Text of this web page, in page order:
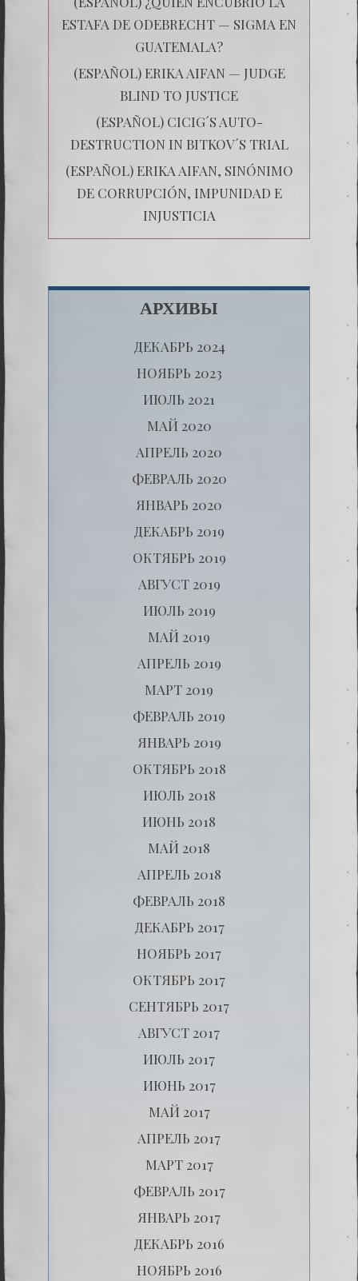
ESTAFA DE ODEBRECHT — SIGMA EN
GUATEMALA?
(ESPAÑOL) ERIKA AIFAN — JUDGE
BLIND TO JUSTICE
(ESPAÑOL) CICIG´S AUTO-
DESTRUCTION IN BITKOV´S TRIAL
(ESPAÑOL) ERIKA AIFAN, SINÓNIMO
DE CORRUPCIÓN, IMPUNIDAD E
INJUSTICIA
АРХИВЫ
ДЕКАБРЬ 2024
НОЯБРЬ 2023
ИЮЛЬ 2021
МАЙ 2020
АПРЕЛЬ 2020
ФЕВРАЛЬ 2020
ЯНВАРЬ 2020
ДЕКАБРЬ 2019
ОКТЯБРЬ 2019
АВГУСТ 2019
ИЮЛЬ 2019
МАЙ 2019
АПРЕЛЬ 2019
МАРТ 2019
ФЕВРАЛЬ 2019
ЯНВАРЬ 2019
ОКТЯБРЬ 2018
ИЮЛЬ 2018
ИЮНЬ 2018
МАЙ 2018
АПРЕЛЬ 2018
ФЕВРАЛЬ 2018
ДЕКАБРЬ 2017
НОЯБРЬ 2017
ОКТЯБРЬ 2017
СЕНТЯБРЬ 2017
АВГУСТ 2017
ИЮЛЬ 2017
ИЮНЬ 2017
МАЙ 2017
АПРЕЛЬ 2017
МАРТ 2017
ФЕВРАЛЬ 2017
ЯНВАРЬ 2017
ДЕКАБРЬ 2016
НОЯБРЬ 2016